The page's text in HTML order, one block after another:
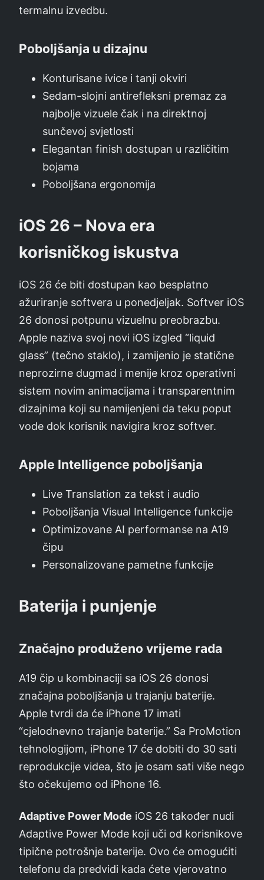
termalnu izvedbu.
Poboljšanja u dizajnu
Konturisane ivice i tanji okviri
Sedam-slojni antirefleksni premaz za
najbolje vizuele čak i na direktnoj
sunčevoj svjetlosti
Elegantan finish dostupan u različitim
bojama
Poboljšana ergonomija
iOS 26 – Nova era
korisničkog iskustva
iOS 26 će biti dostupan kao besplatno
ažuriranje softverа u ponedjeljak. Softver iOS
26 donosi potpunu vizuelnu preobrazbu.
Apple naziva svoj novi iOS izgled “liquid
glass” (tečno staklo), i zamijenio je statične
neprozirne dugmad i menije kroz operativni
sistem novim animacijama i transparentnim
dizajnima koji su namijenjeni da teku poput
vode dok korisnik navigira kroz softver.
Apple Intelligence poboljšanja
Live Translation za tekst i audio
Poboljšanja Visual Intelligence funkcije
Optimizovane AI performanse na A19
čipu
Personalizovane pametne funkcije
Baterija i punjenje
Značajno produženo vrijeme rada
A19 čip u kombinaciji sa iOS 26 donosi
značajna poboljšanja u trajanju baterije.
Apple tvrdi da će iPhone 17 imati
“cjelodnevno trajanje baterije.” Sa ProMotion
tehnologijom, iPhone 17 će dobiti do 30 sati
reprodukcije videa, što je osam sati više nego
što očekujemo od iPhone 16.
Adaptive Power Mode iOS 26 također nudi
Adaptive Power Mode koji uči od korisnikove
tipične potrošnje baterije. Ovo će omogućiti
telefonu da predvidi kada ćete vjerovatno